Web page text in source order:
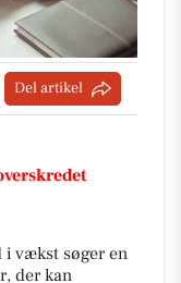
Del artikel
vækst søger en
der kan